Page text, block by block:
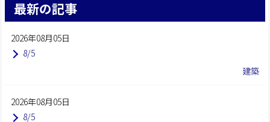
最新の記事
2026年08月05日
8/5
建築
2026年08月05日
8/5